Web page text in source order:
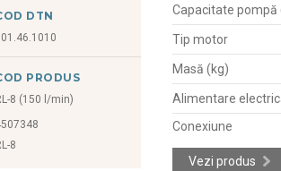
DTN
PRODUS
8 (150 l/min)
8
Capacitate
Tip motor
Masă (kg)
Alimentare
Conexiune
Vezi produs